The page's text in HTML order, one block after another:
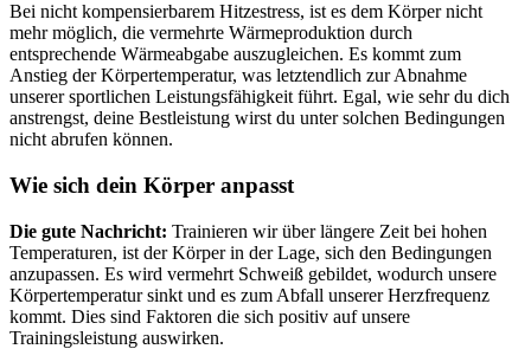
Bei nicht kompensierbarem Hitzestress, ist es dem Körper nicht
mehr möglich, die vermehrte Wärmeproduktion durch
entsprechende Wärmeabgabe auszugleichen. Es kommt zum
Anstieg der Körpertemperatur, was letztendlich zur Abnahme
unserer sportlichen Leistungsfähigkeit führt. Egal, wie sehr du dich
anstrengst, deine Bestleistung wirst du unter solchen Bedingungen
nicht abrufen können.
Wie sich dein Körper anpasst
Die gute Nachricht: Trainieren wir über längere Zeit bei hohen
Temperaturen, ist der Körper in der Lage, sich den Bedingungen
anzupassen. Es wird vermehrt Schweiß gebildet, wodurch unsere
Körpertemperatur sinkt und es zum Abfall unserer Herzfrequenz
kommt. Dies sind Faktoren die sich positiv auf unsere
Trainingsleistung auswirken.